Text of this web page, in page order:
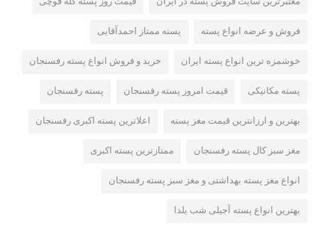
معتبرترین سایت فروش پسته در ایران قیمت روز پسته کله قوچی
فروش و عرضه انواع پسته پسته ممتاز احمدآقایی
خوشمزه ترین انواع پسته ایران خرید و فروش انواع پسته رفسنجان
پسته مکانیکی قیمت امروز پسته رفسنجان پسته رفسنجان
بهترین و ارزانترین قیمت مغز پسته اعلاترین پسته اکبری رفسنجان
مغز سبز کال پسته رفسنجان ممتازترین پسته اکبری
انواع مغز پسته بهداشتی و مغز سبز پسته رفسنجان
بهترین انواع پسته آجیلی شب یلدا